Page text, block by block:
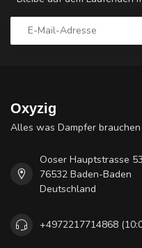
Oxyzig
Alles was Dampfer brauchen
Ooser Hauptstrasse 53
76532 Baden-Baden
Deutschland
+4972217714868